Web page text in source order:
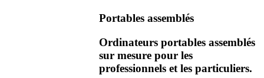
Portables assemblés
Ordinateurs portables assemblés
sur mesure pour les
professionnels et les particuliers.